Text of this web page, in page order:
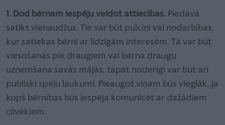
1. Dod bērnam iespēju veidot attiecības. Piedāvā
satikt vienaudžus. Tie var būt pulciņi vai nodarbības,
kur satiekas bērni ar līdzīgām interesēm. Tā var būt
viesošanās pie draugiem vai bērna draugu
uzņemšana savās mājās, tāpat noderīgi var būt arī
publiski spēļu laukumi. Pieaugot viņam būs vieglāk, ja
kopš bērnības būs iespēja komunicēt ar dažādiem
cilvēkiem.